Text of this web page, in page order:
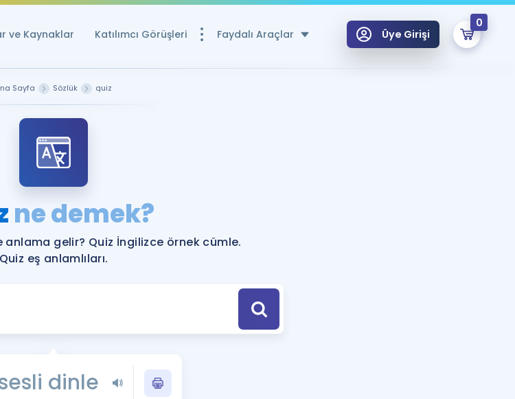
ve Kaynaklar Katılımcı Görüşleri Faydalı Araçlar
YDS ve YÖKDİL Puan Hesaplama Aracı
YDS ve YÖKDİL'e Hazırlananlar için Öneriler
Tüm ÖSYM Sınavları Tek Takvimde
Blog
YDS - YÖKDİL Tüm Sınavlarla İlgili Haberler
Üye Girişi
0
Sayfa Sözlük quiz
ne demek?
anlama gelir? Quiz İngilizce örnek cümle.
Quiz eş anlamlıları.
dinle